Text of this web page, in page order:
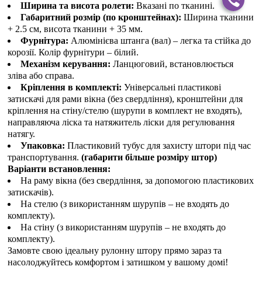
Ширина та висота ролети: Вказані по тканині.
Габаритний розмір (по кронштейнах): Ширина тканини
+ 2.5 см, висота тканини + 35 мм.
Фурнітура: Алюмінієва штанга (вал) – легка та стійка до
корозії. Колір фурнітури – білий.
Механізм керування: Ланцюговий, встановлюється
зліва або справа.
Кріплення в комплекті: Універсальні пластикові
затискачі для рами вікна (без свердління), кронштейни для
кріплення на стіну/стелю (шурупи в комплект не входять),
направляюча ліска та натяжитель ліски для регулювання
натягу.
Упаковка: Пластиковий тубус для захисту штори під час
транспортування.(габарити більше розміру штор)
Варіанти встановлення:
На раму вікна (без свердління, за допомогою пластикових
затискачів).
На стелю (з використанням шурупів – не входять до
комплекту).
На стіну (з використанням шурупів – не входять до
комплекту).
Замовте свою ідеальну рулонну штору прямо зараз та
насолоджуйтесь комфортом і затишком у вашому домі!